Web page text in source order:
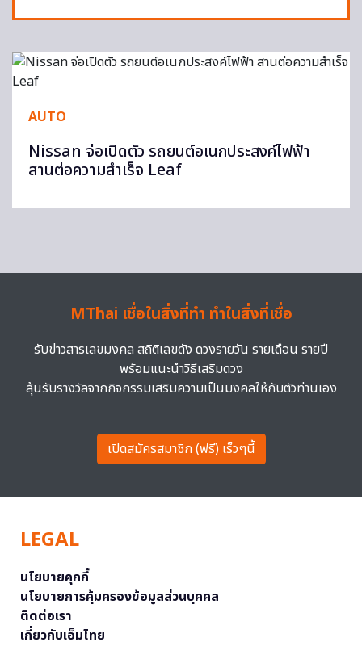
AUTO
Nissan จ่อเปิดตัว รถยนต์อเนกประสงค์ไฟฟ้า
สานต่อความสำเร็จ Leaf
MThai เชื่อในสิ่งที่ทำ ทำในสิ่งที่เชื่อ
รับข่าวสารเลขมงคล สถิติเลขดัง ดวงรายวัน รายเดือน รายปี
พร้อมแนะนำวิธีเสริมดวง
ลุ้นรับรางวัลจากกิจกรรมเสริมความเป็นมงคลให้กับตัวท่านเอง
เปิดสมัครสมาชิก (ฟรี) เร็วๆนี้
LEGAL
นโยบายคุกกี้
นโยบายการคุ้มครองข้อมูลส่วนบุคคล
ติดต่อเรา
เกี่ยวกับเอ็มไทย